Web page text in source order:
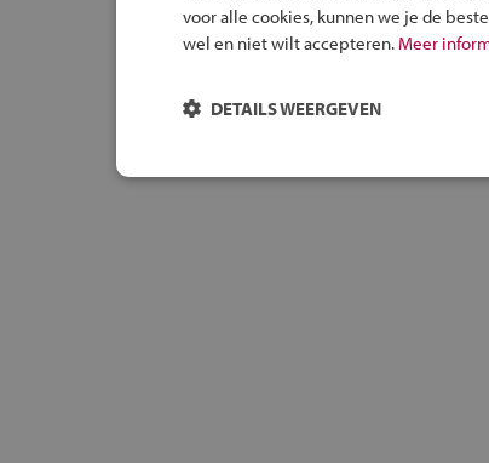
voor alle cookies, kunnen we je de
wel en niet wilt accepteren. Meer
DETAILS WEERGEVEN